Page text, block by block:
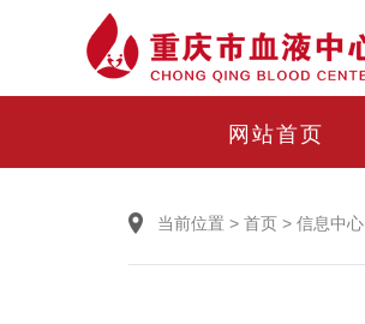
网站首页
当前位置 > 首页 > 信息中心